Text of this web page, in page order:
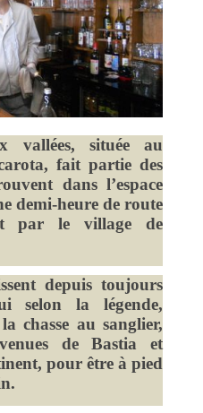
vallées, située au
fait partie des
dans l’espace
demi-heure de route
par le village de
depuis toujours
selon la légende,
chasse au sanglier,
de Bastia et
pour être à pied